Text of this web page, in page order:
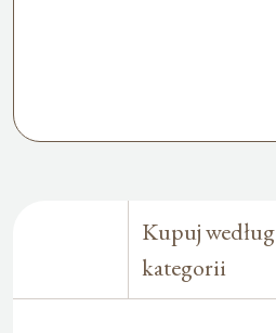
Kupuj według
kategorii